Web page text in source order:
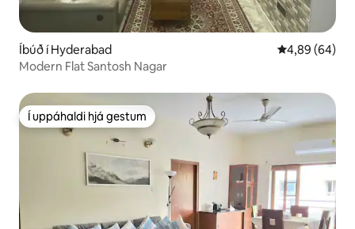
Íbúð í Hyderabad 4,89 af 5 í
4,89 (64)
Modern Flat Santosh Nagar
Í uppáhaldi hjá gestum
Í uppáhaldi hjá gestum